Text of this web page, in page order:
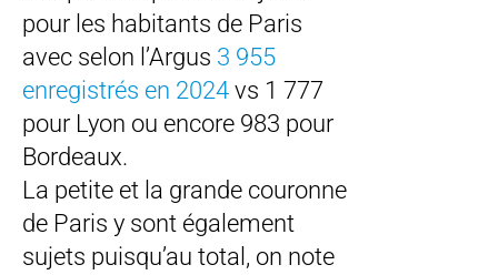
pour les habitants de Paris
avec selon l’Argus 3 955
enregistrés en 2024 vs 1 777
pour Lyon ou encore 983 pour
Bordeaux.
La petite et la grande couronne
de Paris y sont également
sujets puisqu’au total, on note